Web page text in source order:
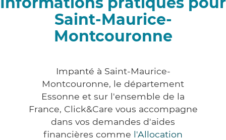
Saint-Maurice-
Montcouronne
Impanté à Saint-Maurice-
Montcouronne, le département
Essonne et sur l'ensemble de la
France, Click&Care vous accompagne
dans vos demandes d'aides
financières comme l'Allocation